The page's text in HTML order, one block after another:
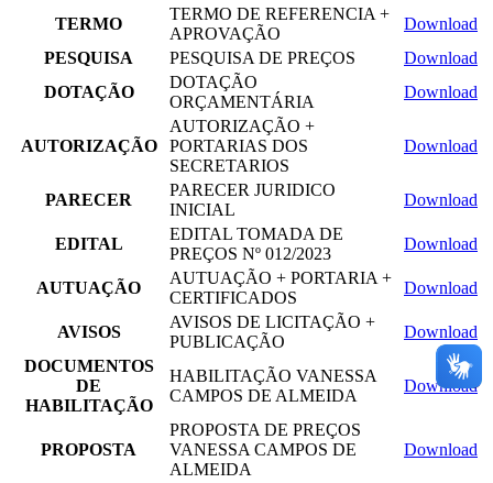
TERMO
TERMO DE REFERENCIA +
APROVAÇÃO
Download
PESQUISA
PESQUISA DE PREÇOS
Download
DOTAÇÃO
DOTAÇÃO
ORÇAMENTÁRIA
Download
AUTORIZAÇÃO
AUTORIZAÇÃO +
PORTARIAS DOS
SECRETARIOS
Download
PARECER
PARECER JURIDICO
INICIAL
Download
EDITAL
EDITAL TOMADA DE
PREÇOS Nº 012/2023
Download
AUTUAÇÃO
AUTUAÇÃO + PORTARIA +
CERTIFICADOS
Download
AVISOS
AVISOS DE LICITAÇÃO +
PUBLICAÇÃO
Download
DOCUMENTOS
DE
HABILITAÇÃO
HABILITAÇÃO VANESSA
CAMPOS DE ALMEIDA
Download
PROPOSTA
PROPOSTA DE PREÇOS
VANESSA CAMPOS DE
ALMEIDA
Download